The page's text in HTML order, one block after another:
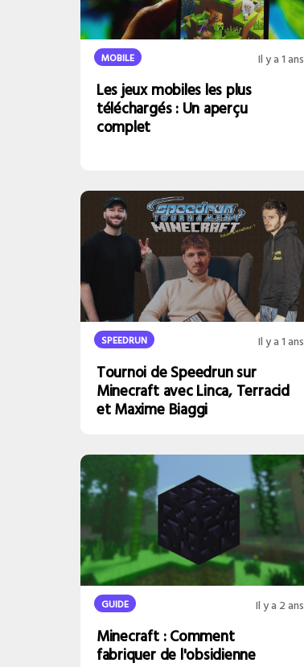
MOBILE Il y a 1 ans
Les jeux mobiles les plus
téléchargés : Un aperçu
complet
SPEEDRUN Il y a 1 ans
Tournoi de Speedrun sur
Minecraft avec Linca, Terracid
et Maxime Biaggi
GUIDE Il y a 2 ans
Minecraft : Comment
fabriquer de l'obsidienne